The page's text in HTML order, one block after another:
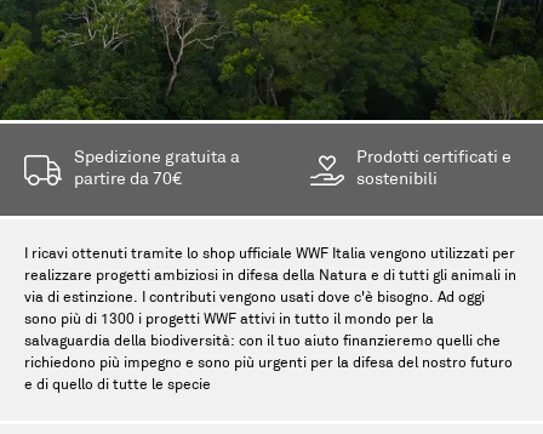
Spedizione gratuita a
partire da 70€
Prodotti certificati e
sostenibili
I ricavi ottenuti tramite lo shop ufficiale WWF Italia vengono utilizzati per
realizzare progetti ambiziosi in difesa della Natura e di tutti gli animali in
via di estinzione. I contributi vengono usati dove c'è bisogno. Ad oggi
sono più di 1300 i progetti WWF attivi in tutto il mondo per la
salvaguardia della biodiversità: con il tuo aiuto finanzieremo quelli che
richiedono più impegno e sono più urgenti per la difesa del nostro futuro
e di quello di tutte le specie